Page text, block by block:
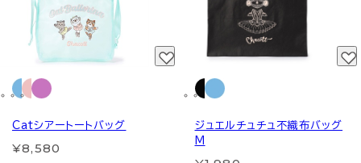
Catシアートートバッグ
¥8,580
ジュエルチュチュ不織布バッグ
M